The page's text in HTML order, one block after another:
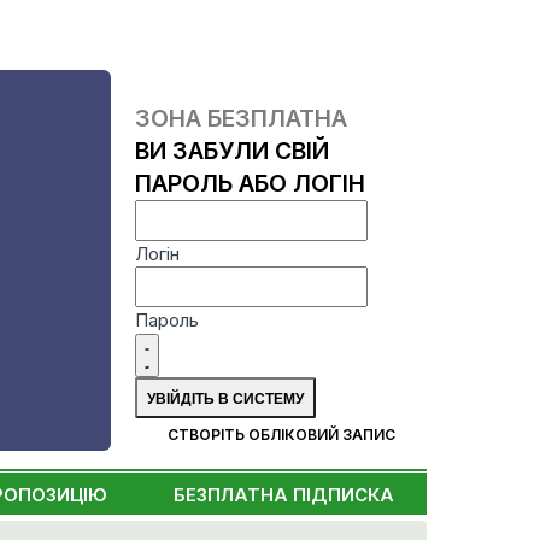
ЗОНА БЕЗПЛАТНА
ВИ ЗАБУЛИ СВІЙ
ПАРОЛЬ АБО ЛОГІН
Логін
Пароль
СТВОРІТЬ ОБЛІКОВИЙ ЗАПИС
БЕЗПЛАТНА ПІДПИСКА